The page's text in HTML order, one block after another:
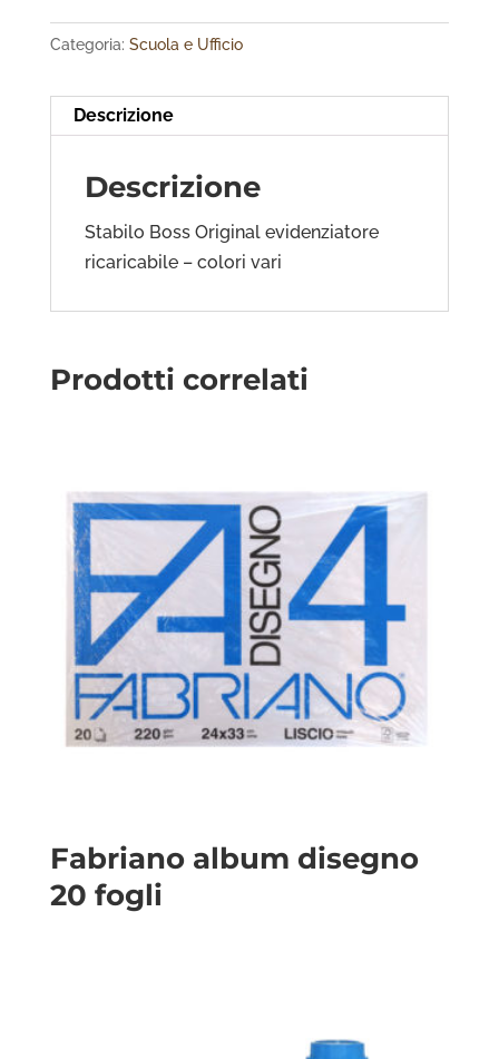
Categoria: Scuola e Ufficio
Descrizione
Descrizione
Stabilo Boss Original evidenziatore
ricaricabile – colori vari
Prodotti correlati
Fabriano album disegno
20 fogli